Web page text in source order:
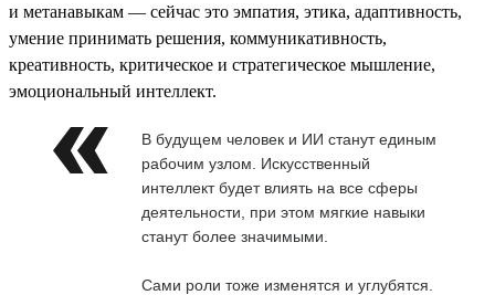
и метанавыкам — сейчас это эмпатия, этика, адаптивность,
умение принимать решения, коммуникативность,
креативность, критическое и стратегическое мышление,
эмоциональный интеллект.
В будущем человек и ИИ станут единым
рабочим узлом. Искусственный
интеллект будет влиять на все сферы
деятельности, при этом мягкие навыки
станут более значимыми.
Сами роли тоже изменятся и углубятся.